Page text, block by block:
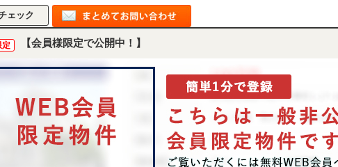
定 【会員様限定で公開中！】